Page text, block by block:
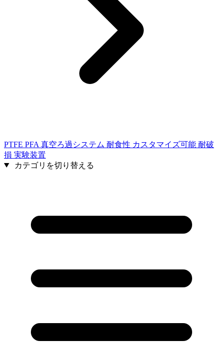
PTFE PFA 真空ろ過システム 耐食性 カスタマイズ可能 耐破
損 実験装置
カテゴリを切り替える